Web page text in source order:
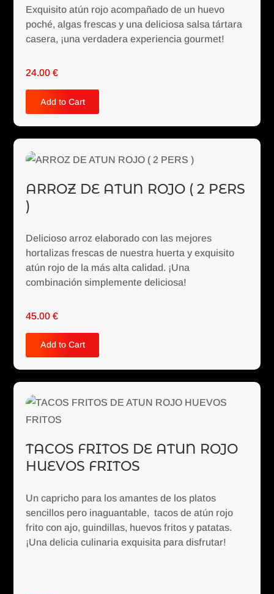
Exquisito atún rojo acompañado de un huevo
poché, algas frescas y una deliciosa salsa tártara
casera, ¡una verdadera experiencia gourmet!
24.00€
Add to Cart
ARROZ DE ATUN ROJO ( 2 PERS
)
Delicioso arroz elaborado con las mejores
hortalizas frescas de nuestra huerta y exquisito
atún rojo de la más alta calidad. ¡Una
combinación simplemente deliciosa!
45.00€
Add to Cart
TACOS FRITOS DE ATUN ROJO
HUEVOS FRITOS
Un capricho para los amantes de los platos
sencillos pero inaguantable, tacos de atún rojo
frito con ajo, guindillas, huevos fritos y patatas.
¡Una delicia culinaria exquisita para disfrutar!